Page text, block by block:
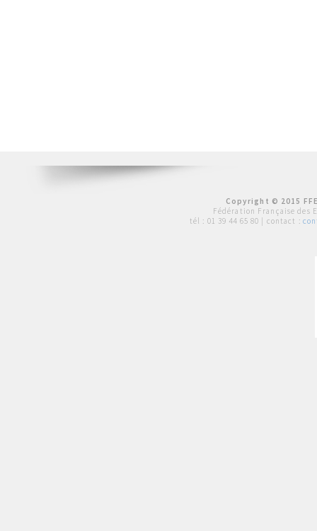
Copyright © 2015
Fédération Française des
tél : 01 39 44 65 80 | contact :